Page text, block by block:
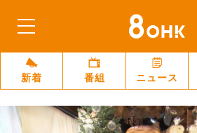
新着 番組 ニュース